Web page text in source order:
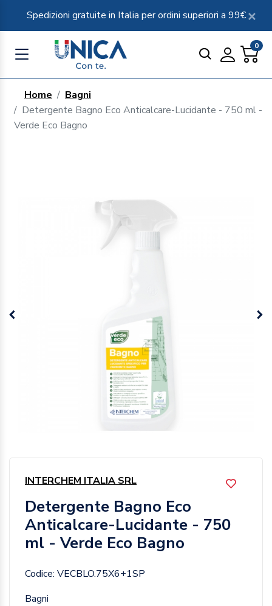
Spedizioni gratuite in Italia per ordini superiori a 99€
0
Home
Bagni
Detergente Bagno Eco Anticalcare-Lucidante - 750 ml -
Verde Eco Bagno
INTERCHEM ITALIA SRL
Detergente Bagno Eco
Anticalcare-Lucidante - 750
ml - Verde Eco Bagno
Codice: VECBLO.75X6+1SP
Bagni